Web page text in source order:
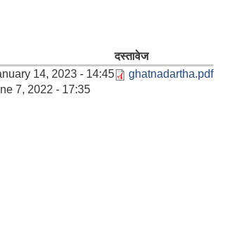
दस्तावेज
14, 2023 - 14:45 ghatnadartha.pdf
7, 2022 - 17:35